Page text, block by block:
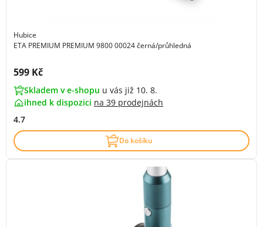
Hubice
ETA PREMIUM PREMIUM 9800 00024 černá/průhledná
Cena s DPH:
599 Kč
Skladem v e-shopu u vás již 10. 8.
ihned k dispozici na 39 prodejnách
4.7
Do košíku